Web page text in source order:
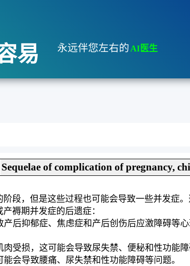
易 永远伴您左右的AI医生
Sequelae of complication of pregnancy,
段，但是这些过程也可能会导致一些并发症
褥期并发症的后遗症：
后抑郁症、焦虑症和产后创伤后应激障碍等
受损，这可能会导致尿失禁、便秘和性功能障
会导致腰痛、尿失禁和性功能障碍等问题。